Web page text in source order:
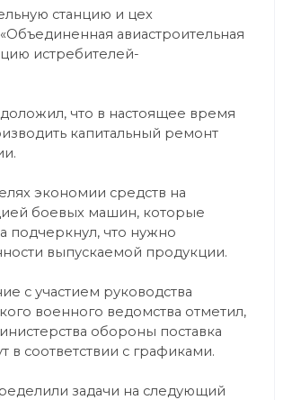
станцию и цех
авиастроительная
истребителей-
что в настоящее время
капитальный ремонт
экономии средств на
боевых машин, которые
подчеркнул, что нужно
выпускаемой продукции.
с участием руководства
военного ведомства отметил,
обороны поставка
в соответствии с графиками.
задачи на следующий